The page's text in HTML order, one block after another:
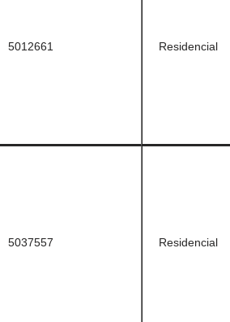
5012661 Residencial
5037557 Residencial